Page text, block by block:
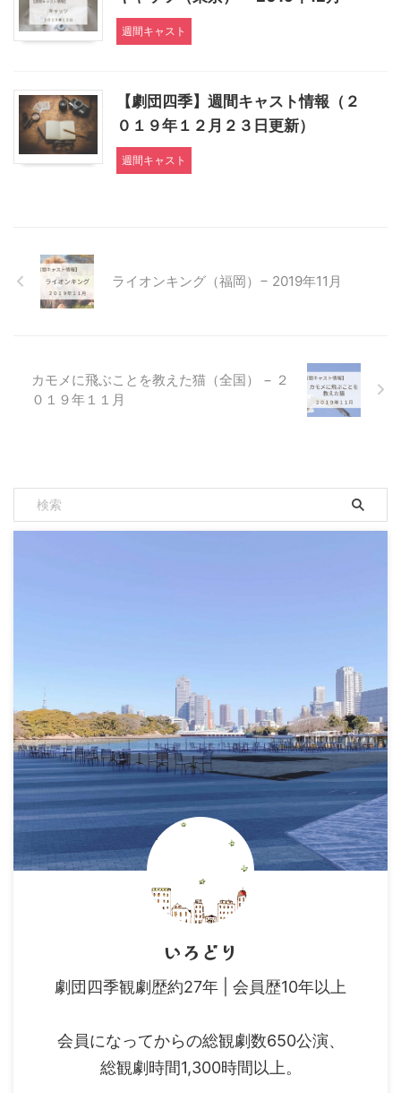
週間キャスト
【劇団四季】週間キャスト情報（２
０１９年１２月２３日更新）
週間キャスト
ライオンキング（福岡）− 2019年11月
カモメに飛ぶことを教えた猫（全国） − ２
０１９年１１月
いろどり
劇団四季観劇歴約27年 | 会員歴10年以上
会員になってからの総観劇数650公演、
総観劇時間1,300時間以上。